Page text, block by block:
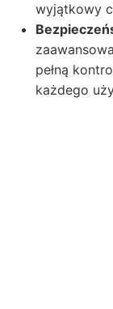
wyjątkowy
pełną
każdego